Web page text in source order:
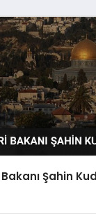
Şahin